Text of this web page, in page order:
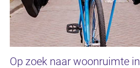
Op zoek naar woonruimte in